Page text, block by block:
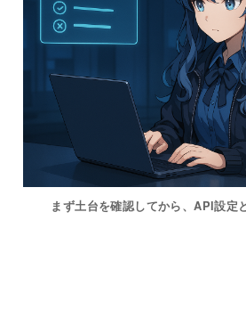
まず土台を確認してから、API設定